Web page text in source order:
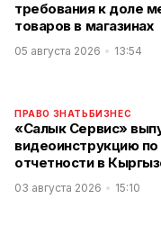
требования к доле
товаров в магазинах
05 августа 2026 13:54
ПРАВО ЗНАТЬБИЗНЕС
«Салык Сервис»
видеоинструкцию
отчетности в
03 августа 2026 15:10